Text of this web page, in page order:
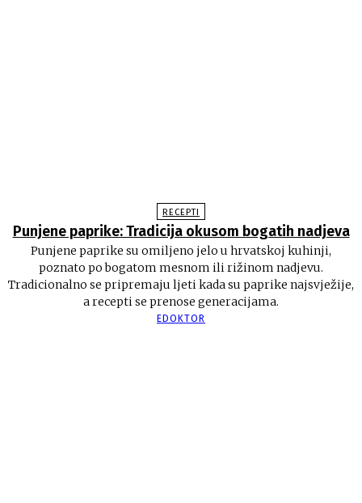
RECEPTI
Punjene paprike: Tradicija okusom bogatih nadjeva
Punjene paprike su omiljeno jelo u hrvatskoj kuhinji,
poznato po bogatom mesnom ili rižinom nadjevu.
Tradicionalno se pripremaju ljeti kada su paprike najsvježije,
a recepti se prenose generacijama.
EDOKTOR